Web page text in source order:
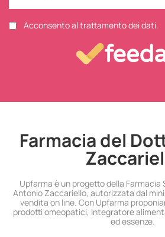
Acconsento al trattamento dei dati.
Farmacia del
Upfarma è un progetto della Farmacia
Antonio Zaccariello, autorizzata dal
vendita on line. Con Upfarma
prodotti omeopatici, integratore
ed essenze.